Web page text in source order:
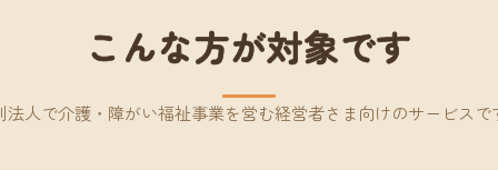
こんな方が対象です
法人で介護・障がい福祉事業を営む経営者さま向けのサービスで